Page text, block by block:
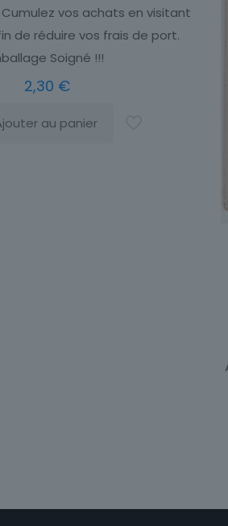
Cumulez vos achats en visitant
de réduire vos frais de port.
Soigné !!!
2,30 €
au panier